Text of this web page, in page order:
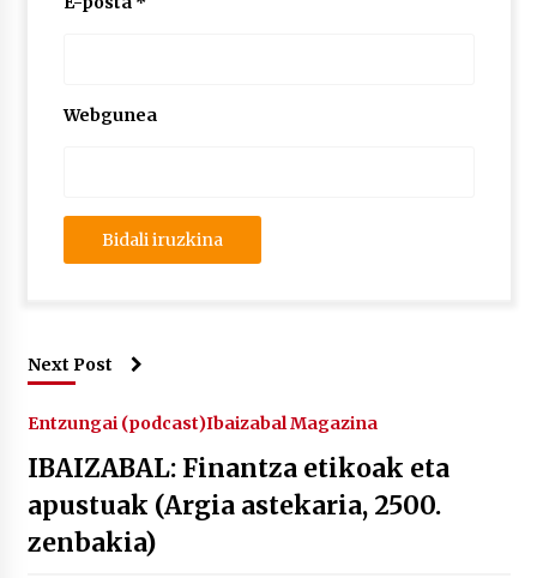
Webgunea
Next Post
Entzungai (podcast)Ibaizabal Magazina
IBAIZABAL: Finantza etikoak eta
apustuak (Argia astekaria, 2500.
zenbakia)